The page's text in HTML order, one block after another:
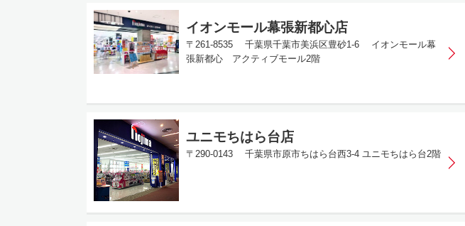
イオンモール幕張新都心店
〒261-8535 千葉県千葉市美浜区豊砂1-6 イオンモール幕
張新都心 アクティブモール2階
ユニモちはら台店
〒290-0143 千葉県市原市ちはら台西3-4 ユニモちはら台2階